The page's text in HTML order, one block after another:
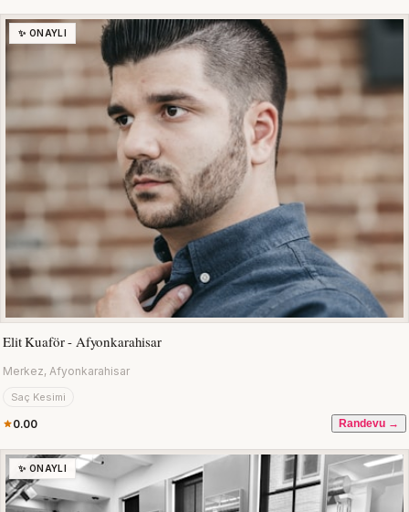
✨ ONAYLI
Elit Kuaför - Afyonkarahisar
Merkez, Afyonkarahisar
Saç Kesimi
0.00 Randevu →
✨ ONAYLI